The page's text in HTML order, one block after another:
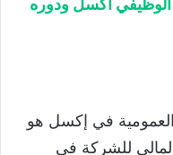
الوظيفي اكسل ودوره
العمومية في إكسل هو
للشركة في